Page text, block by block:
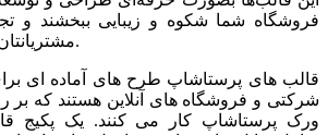
فروشگاه شما شکوه و زیبایی ببخشند و
مشتریانتان را بهبود بخشند.
قالب های پرستاشاپ طرح های آماده ای
شرکتی و فروشگاه های آنلاین هستند که بر
ورک پرستاشاپ کار می کنند. یک پکیج